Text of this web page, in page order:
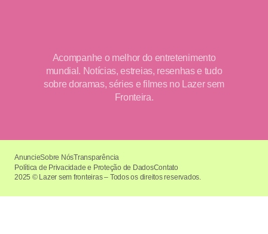
Acompanhe o melhor do entretenimento
mundial. Notícias, estreias, resenhas e tudo
sobre doramas, séries e filmes no Lazer sem
Fronteira.
2025 © Lazer sem fronteiras – Todos os direitos reservados.
AnuncieSobre NósTransparência
Política de Privacidade e Proteção de DadosContato